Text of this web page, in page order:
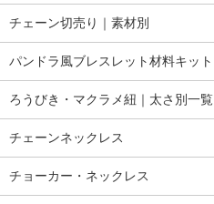
チェーン切売り｜素材別
パンドラ風ブレスレット材料キット
ろうびき・マクラメ紐｜太さ別一覧
チェーンネックレス
チョーカー・ネックレス